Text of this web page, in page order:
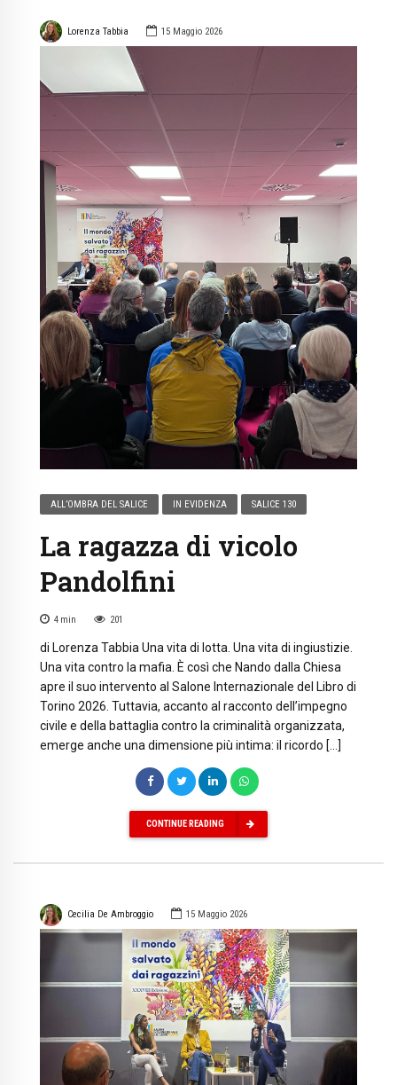
Lorenza Tabbia 15 Maggio 2026
ALL’OMBRA DEL SALICE IN EVIDENZA SALICE 130
La ragazza di vicolo
Pandolfini
4 min 201
di Lorenza Tabbia Una vita di lotta. Una vita di ingiustizie.
Una vita contro la mafia. È così che Nando dalla Chiesa
apre il suo intervento al Salone Internazionale del Libro di
Torino 2026. Tuttavia, accanto al racconto dell’impegno
civile e della battaglia contro la criminalità organizzata,
emerge anche una dimensione più intima: il ricordo […]
CONTINUE READING
Cecilia De Ambroggio 15 Maggio 2026